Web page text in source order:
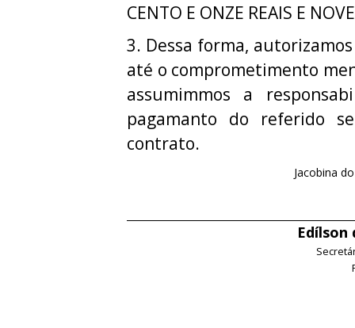
CENTO E ONZE REAIS E
3. Dessa forma,
até o comprometimento
assumimmos a
pagamanto do referido
contrato.
Jacobina
Edílson